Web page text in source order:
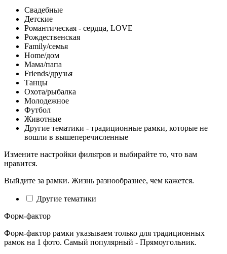
Свадебные
Детские
Романтическая - сердца, LOVE
Рождественская
Family/семья
Home/дом
Мама/папа
Friends/друзья
Танцы
Охота/рыбалка
Молодежное
Футбол
Животные
Другие тематики - традиционные рамки, которые не
вошли в вышеперечисленные
Измените настройки фильтров и выбирайте то, что вам
нравится.
Выйдите за рамки. Жизнь разнообразнее, чем кажется.
Другие тематики
Форм-фактор
Форм-фактор рамки указываем только для традиционных
рамок на 1 фото. Самый популярный - Прямоугольник.